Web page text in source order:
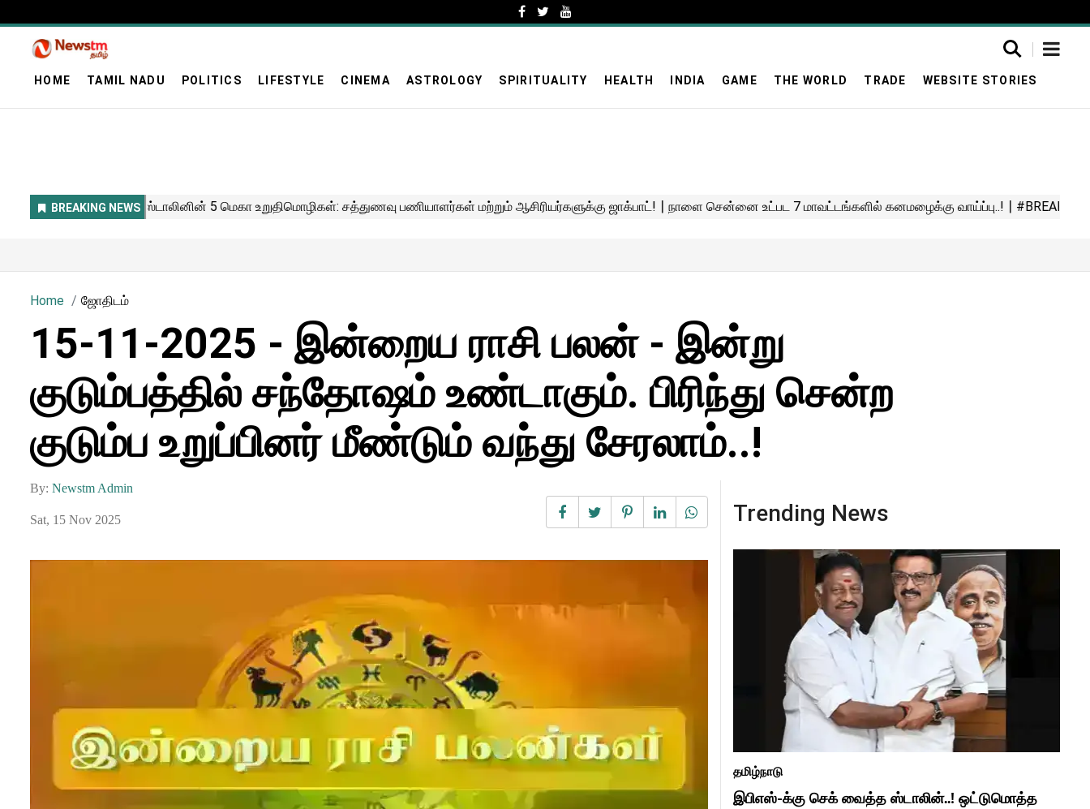
HOME TAMIL NADU POLITICS LIFESTYLE CINEMA ASTROLOGY SPIRITUALITY HEALTH INDIA GAME THE WORLD TRADE WEBSITE STORIES
Home ஜோதிடம்
15-11-2025 - இன்றைய ராசி பலன் - இன்று
குடும்பத்தில் சந்தோஷம் உண்டாகும். பிரிந்து சென்ற
குடும்ப உறுப்பினர் மீண்டும் வந்து சேரலாம்..! ​​​​​
By: Newstm Admin
Sat, 15 Nov 2025 Trending News
தமிழ்நாடு
இபிஎஸ்-க்கு செக் வைத்த ஸ்டாலின்..! ஒட்டுமொத்த